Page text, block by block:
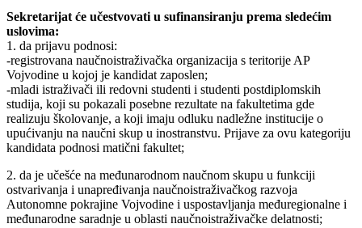
Sekretarijat će učestvovati u sufinansiranju prema sledećim
uslovima:
1. da prijavu podnosi:
-registrovana naučnoistraživačka organizacija s teritorije AP
Vojvodine u kojoj je kandidat zaposlen;
-mladi istraživači ili redovni studenti i studenti postdiplomskih
studija, koji su pokazali posebne rezultate na fakultetima gde
realizuju školovanje, a koji imaju odluku nadležne institucije o
upućivanju na naučni skup u inostranstvu. Prijave za ovu kategoriju
kandidata podnosi matični fakultet;
2. da je učešće na međunarodnom naučnom skupu u funkciji
ostvarivanja i unapređivanja naučnoistraživačkog razvoja
Autonomne pokrajine Vojvodine i uspostavljanja međuregionalne i
međunarodne saradnje u oblasti naučnoistraživačke delatnosti;